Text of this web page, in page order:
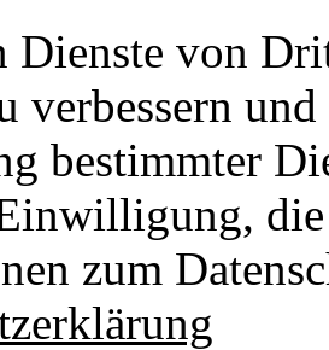
Dienste von
verbessern
bestimmter
zum